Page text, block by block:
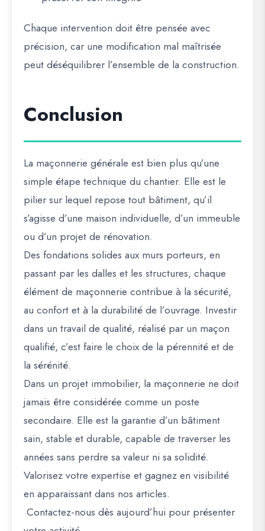
Chaque intervention doit être pensée avec
précision, car une modification mal maîtrisée
peut déséquilibrer l’ensemble de la construction.
Conclusion
La maçonnerie générale est bien plus qu’une
simple étape technique du chantier. Elle est le
pilier sur lequel repose tout bâtiment, qu’il
s’agisse d’une maison individuelle, d’un immeuble
ou d’un projet de rénovation.
Des fondations solides aux murs porteurs, en
passant par les dalles et les structures, chaque
élément de maçonnerie contribue à la sécurité,
au confort et à la durabilité de l’ouvrage. Investir
dans un travail de qualité, réalisé par un maçon
qualifié, c’est faire le choix de la pérennité et de
la sérénité.
Dans un projet immobilier, la maçonnerie ne doit
jamais être considérée comme un poste
secondaire. Elle est la garantie d’un bâtiment
sain, stable et durable, capable de traverser les
années sans perdre sa valeur ni sa solidité.
Valorisez votre expertise et gagnez en visibilité
en apparaissant dans nos articles.
Contactez-nous dès aujourd’hui pour présenter